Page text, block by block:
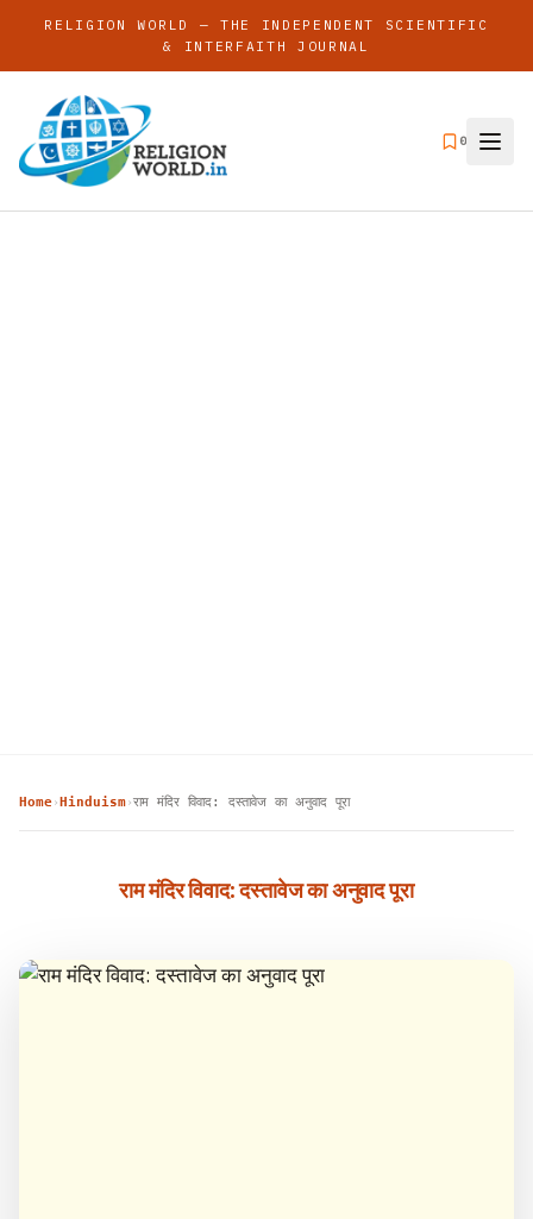
RELIGION WORLD — THE INDEPENDENT SCIENTIFIC
& INTERFAITH JOURNAL
0
Home› Hinduism›राम मंदिर विवाद: दस्तावेज का अनुवाद पूरा
राम मंदिर विवाद: दस्तावेज का अनुवाद पूरा